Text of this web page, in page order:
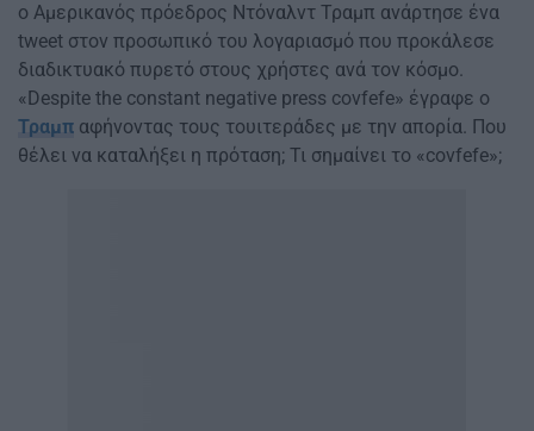
ο Αμερικανός πρόεδρος Ντόναλντ Τραμπ ανάρτησε ένα
tweet στον προσωπικό του λογαριασμό που προκάλεσε
διαδικτυακό πυρετό στους χρήστες ανά τον κόσμο.
«Despite the constant negative press covfefe» έγραφε ο
Τραμπ αφήνοντας τους τουιτεράδες με την απορία. Που
θέλει να καταλήξει η πρόταση; Τι σημαίνει το «covfefe»;